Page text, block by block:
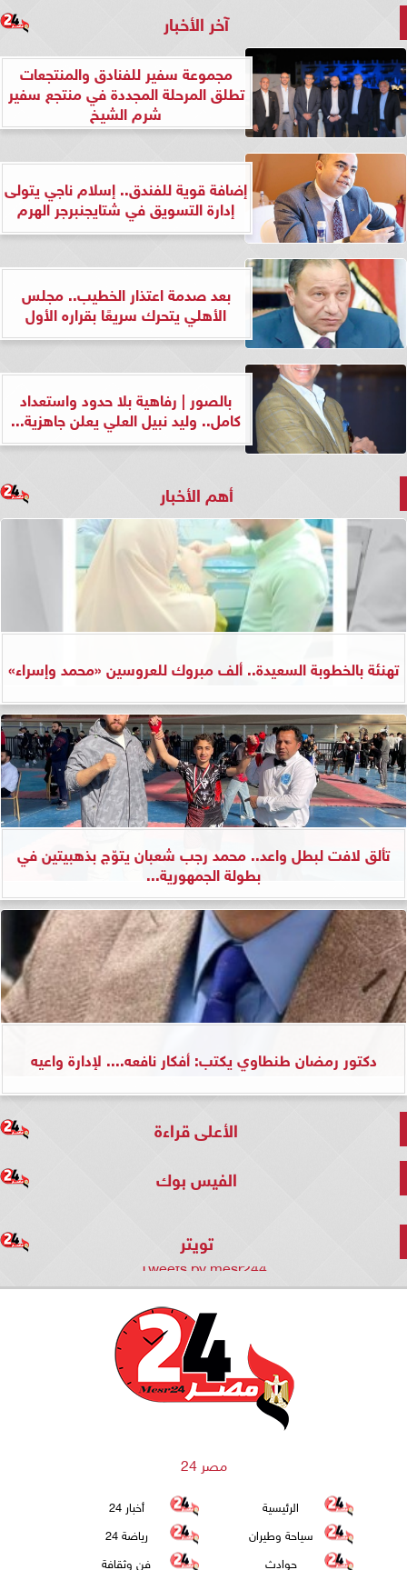
آخر الأخبار
مجموعة سفير للفنادق والمنتجعات
تطلق المرحلة المجددة في منتجع سفير
شرم الشيخ
إضافة قوية للفندق.. إسلام ناجي يتولى
إدارة التسويق في شتايجنبرجر الهرم
بعد صدمة اعتذار الخطيب.. مجلس
الأهلي يتحرك سريعًا بقراره الأول
بالصور | رفاهية بلا حدود واستعداد
كامل.. وليد نبيل العلي يعلن جاهزية...
أهم الأخبار
تهنئة بالخطوبة السعيدة.. ألف مبروك للعروسين «محمد وإسراء»
تألق لافت لبطل واعد.. محمد رجب شعبان يتوّج بذهبيتين في
بطولة الجمهورية...
دكتور رمضان طنطاوي يكتب: أفكار نافعه.... لإدارة واعيه
الأعلى قراءة
الفيس بوك
تويتر
Tweets by mesr244
مصر 24
الرئيسية
أخبار 24
سياحة وطيران
رياضة 24
حوادث
فن وثقافة